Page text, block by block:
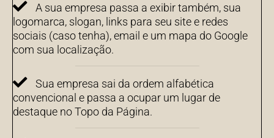
A sua empresa passa a exibir também, sua
logomarca, slogan, links para seu site e redes
sociais (caso tenha), email e um mapa do Google
com sua localização.
Sua empresa sai da ordem alfabética
convencional e passa a ocupar um lugar de
destaque no Topo da Página.